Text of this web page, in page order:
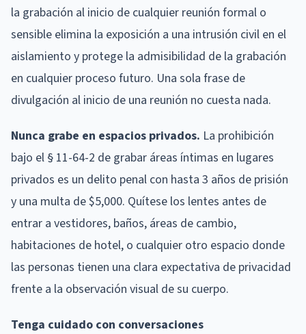
la grabación al inicio de cualquier reunión formal o
sensible elimina la exposición a una intrusión civil en el
aislamiento y protege la admisibilidad de la grabación
en cualquier proceso futuro. Una sola frase de
divulgación al inicio de una reunión no cuesta nada.
Nunca grabe en espacios privados. La prohibición
bajo el § 11-64-2 de grabar áreas íntimas en lugares
privados es un delito penal con hasta 3 años de prisión
y una multa de $5,000. Quítese los lentes antes de
entrar a vestidores, baños, áreas de cambio,
habitaciones de hotel, o cualquier otro espacio donde
las personas tienen una clara expectativa de privacidad
frente a la observación visual de su cuerpo.
Tenga cuidado con conversaciones